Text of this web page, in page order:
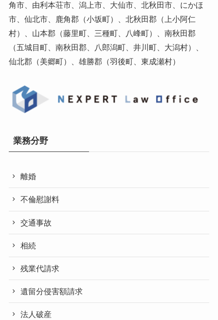
角市、由利本荘市、潟上市、大仙市、北秋田市、にかほ
市、仙北市、鹿角郡（小坂町）、北秋田郡（上小阿仁
村）、山本郡（藤里町、三種町、八峰町）、南秋田郡
（五城目町、南秋田郡、八郎潟町、井川町、大潟村）、
仙北郡（美郷町）、雄勝郡（羽後町、東成瀬村）
業務分野
離婚
不倫慰謝料
交通事故
相続
残業代請求
遺留分侵害額請求
法人破産